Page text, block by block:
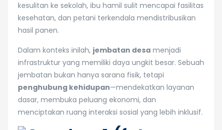
kesulitan ke sekolah, ibu hamil sulit mencapai fasilitas
kesehatan, dan petani terkendala mendistribusikan
hasil panen.
Dalam konteks inilah, jembatan desa menjadi
infrastruktur yang memiliki daya ungkit besar. Sebuah
jembatan bukan hanya sarana fisik, tetapi
penghubung kehidupan—mendekatkan layanan
dasar, membuka peluang ekonomi, dan
menciptakan ruang interaksi sosial yang lebih inklusif.